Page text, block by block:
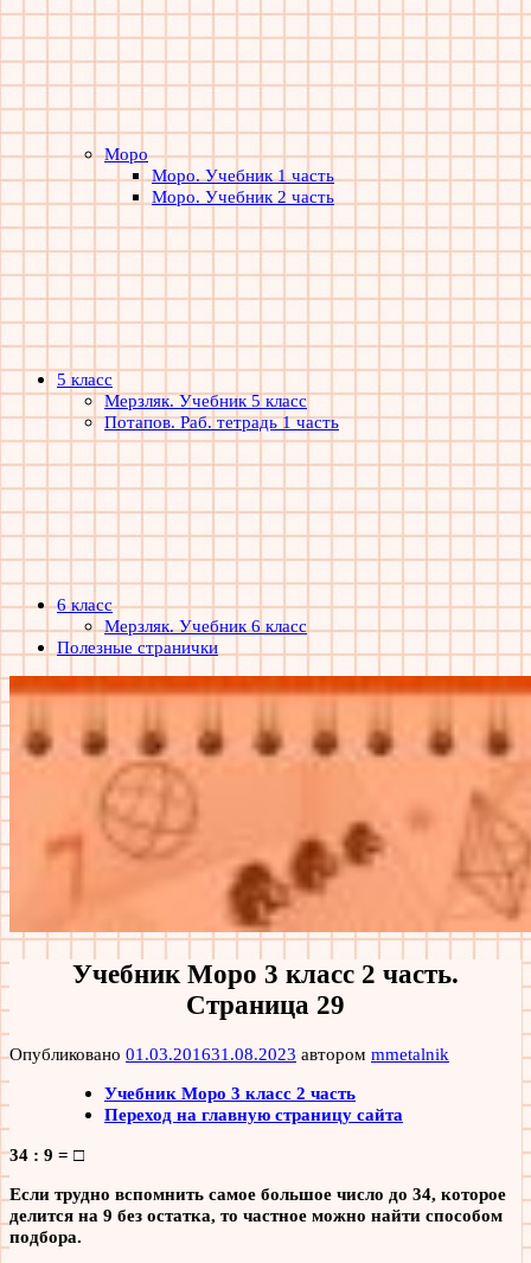
Моро
Моро. Учебник 1 часть
Моро. Учебник 2 часть
5 класс
Мерзляк. Учебник 5 класс
Потапов. Раб. тетрадь 1 часть
6 класс
Мерзляк. Учебник 6 класс
Полезные странички
Учебник Моро 3 класс 2 часть.
Страница 29
Опубликовано 01.03.201631.08.2023 автором mmetalnik
Учебник Моро 3 класс 2 часть
Переход на главную страницу сайта
34 : 9 = □
Если трудно вспомнить самое большое число до 34, которое
делится на 9 без остатка, то частное можно найти способом
подбора.